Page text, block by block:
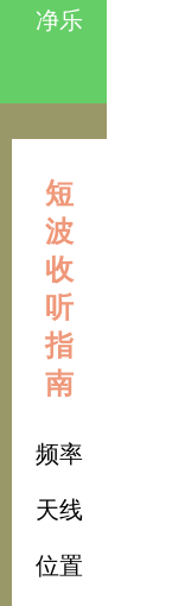
净乐
短
波
收
听
指
南
频率
天线
位置